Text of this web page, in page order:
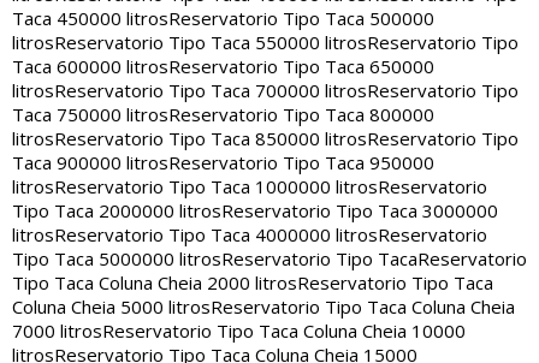
Taca 450000 litrosReservatorio Tipo Taca 500000
litrosReservatorio Tipo Taca 550000 litrosReservatorio Tipo
Taca 600000 litrosReservatorio Tipo Taca 650000
litrosReservatorio Tipo Taca 700000 litrosReservatorio Tipo
Taca 750000 litrosReservatorio Tipo Taca 800000
litrosReservatorio Tipo Taca 850000 litrosReservatorio Tipo
Taca 900000 litrosReservatorio Tipo Taca 950000
litrosReservatorio Tipo Taca 1000000 litrosReservatorio
Tipo Taca 2000000 litrosReservatorio Tipo Taca 3000000
litrosReservatorio Tipo Taca 4000000 litrosReservatorio
Tipo Taca 5000000 litrosReservatorio Tipo TacaReservatorio
Tipo Taca Coluna Cheia 2000 litrosReservatorio Tipo Taca
Coluna Cheia 5000 litrosReservatorio Tipo Taca Coluna Cheia
7000 litrosReservatorio Tipo Taca Coluna Cheia 10000
litrosReservatorio Tipo Taca Coluna Cheia 15000